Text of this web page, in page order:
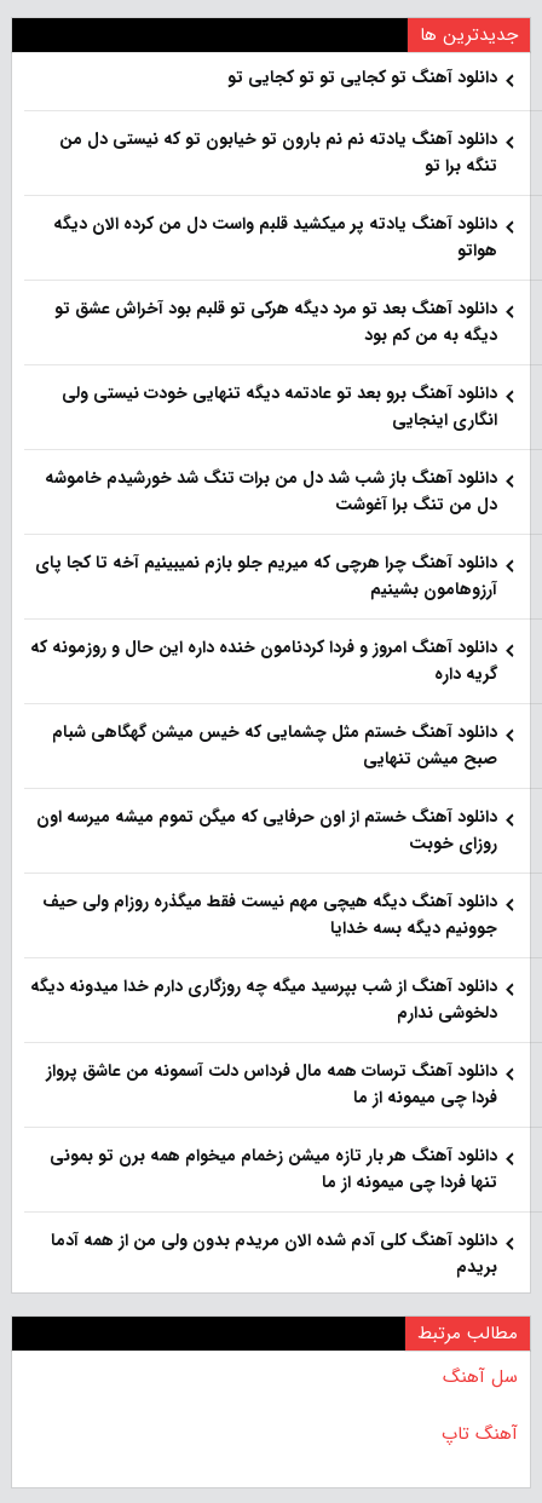
جدیدترین ها
دانلود آهنگ تو کجایی تو تو کجایی تو
دانلود آهنگ یادته نم نم بارون تو خیابون تو که نیستی دل من
تنگه برا تو
دانلود آهنگ یادته پر میکشید قلبم واست دل من کرده الان دیگه
هواتو
دانلود آهنگ بعد تو مرد دیگه هرکی تو قلبم بود آخراش عشق تو
دیگه به من کم بود
دانلود آهنگ برو بعد تو عادتمه دیگه تنهایی خودت نیستی ولی
انگاری اینجایی
دانلود آهنگ باز شب شد دل من برات تنگ شد خورشیدم خاموشه
دل من تنگ برا آغوشت
دانلود آهنگ چرا هرچی که میریم جلو بازم نمیبینیم آخه تا کجا پای
آرزوهامون بشینیم
دانلود آهنگ امروز و فردا کردنامون خنده داره این حال و روزمونه که
گریه داره
دانلود آهنگ خستم مثل چشمایی که خیس میشن گهگاهی شبام
صبح میشن تنهایی
دانلود آهنگ خستم از اون حرفایی که میگن تموم میشه میرسه اون
روزای خوبت
دانلود آهنگ دیگه هیچی مهم نیست فقط میگذره روزام ولی حیف
جوونیم دیگه بسه خدایا
دانلود آهنگ از شب بپرسید میگه چه روزگاری دارم خدا میدونه دیگه
دلخوشی ندارم
دانلود آهنگ ترسات همه مال فرداس دلت آسمونه من عاشق پرواز
فردا چی میمونه از ما
دانلود آهنگ هر بار تازه میشن زخمام میخوام همه برن تو بمونی
تنها فردا چی میمونه از ما
دانلود آهنگ کلی آدم شده الان مریدم بدون ولی من از همه آدما
بریدم
مطالب مرتبط
سل آهنگ
آهنگ تاپ